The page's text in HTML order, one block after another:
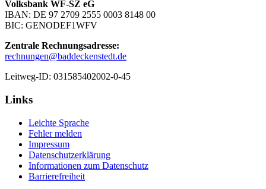
Volksbank WF-SZ eG
IBAN: DE 97 2709 2555 0003 8148 00
BIC: GENODEF1WFV
Zentrale Rechnungsadresse:
rechnungen@baddeckenstedt.de
Leitweg-ID: 031585402002-0-45
Links
Leichte Sprache
Fehler melden
Impressum
Datenschutzerklärung
Informationen zum Datenschutz
Barrierefreiheit